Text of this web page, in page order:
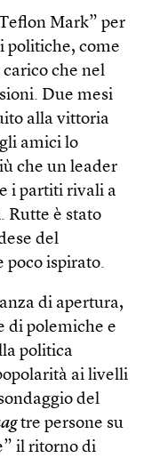
Mark” per
politiche, come
che nel
Due mesi
alla vittoria
amici lo
che un leader
i partiti rivali a
Rutte è stato
del
poco ispirato.
di apertura,
di polemiche e
politica
ai livelli
del
tre persone su
il ritorno di